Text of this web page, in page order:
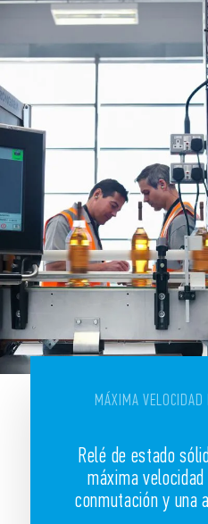
MÁXIMA VELOCIDAD
Relé de estado
máxima
conmutación y una